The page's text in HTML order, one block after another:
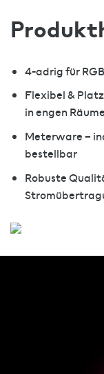
4-adrig für
Flexibel &
in engen
Meterware –
bestellbar
Robuste